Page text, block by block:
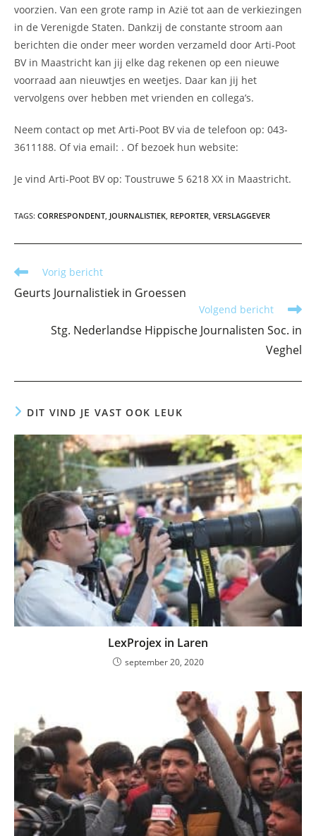
voorzien. Van een grote ramp in Azië tot aan de verkiezingen
in de Verenigde Staten. Dankzij de constante stroom aan
berichten die onder meer worden verzameld door Arti-Poot
BV in Maastricht kan jij elke dag rekenen op een nieuwe
voorraad aan nieuwtjes en weetjes. Daar kan jij het
vervolgens over hebben met vrienden en collega’s.
Neem contact op met Arti-Poot BV via de telefoon op: 043-
3611188. Of via email: . Of bezoek hun website:
Je vind Arti-Poot BV op: Toustruwe 5 6218 XX in Maastricht.
TAGS: CORRESPONDENT, JOURNALISTIEK, REPORTER, VERSLAGGEVER
Lees
artikelen
Vorig bericht
Geurts Journalistiek in Groessen
Volgend bericht
Stg. Nederlandse Hippische Journalisten Soc. in
Veghel
DIT VIND JE VAST OOK LEUK
LexProjex in Laren
september 20, 2020